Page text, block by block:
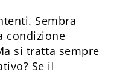
Sembra
condizione
si tratta sempre
Se il